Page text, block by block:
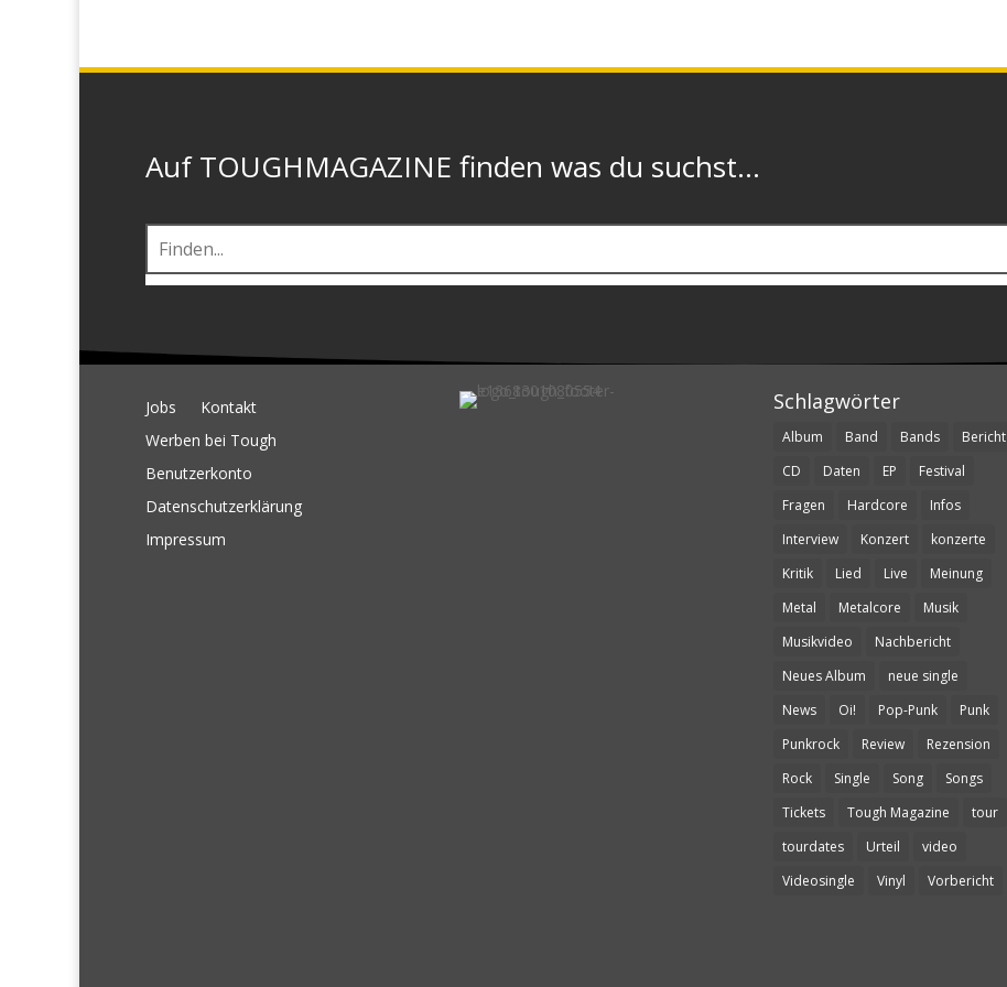
Auf TOUGHMAGAZINE finden was du suchst...
Jobs
Kontakt
Werben bei Tough
Benutzerkonto
Datenschutzerklärung
Impressum
Schlagwörter
Album Band Bands
Bericht
CD
Daten EP
Festival
Fragen
Hardcore
Infos
Interview
Konzert
konzerte
Kritik
Lied Live
Meinung
Metal
Metalcore
Musik
Musikvideo
Nachbericht
Neues Album
neue single
News
Oi! Pop-Punk
Punk
Punkrock
Review
Rezension
Rock
Single Song
Songs
Tickets
Tough Magazine
tour
tourdates
Urteil
video
Videosingle
Vinyl Vorbericht